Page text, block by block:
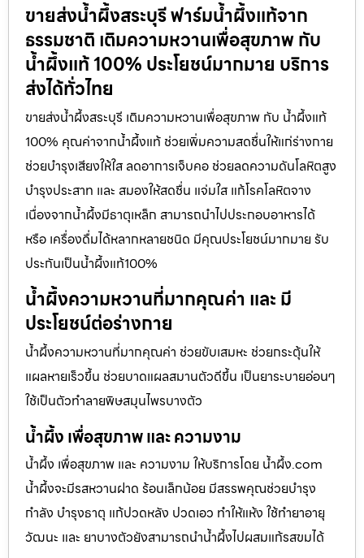
ขายส่งน้ำผึ้งสระบุรี ฟาร์มน้ำผึ้งแท้จาก
ธรรมชาติ เติมความหวานเพื่อสุขภาพ กับ
น้ำผึ้งแท้ 100% ประโยชน์มากมาย บริการ
ส่งได้ทั่วไทย
ขายส่งน้ำผึ้งสระบุรี เติมความหวานเพื่อสุขภาพ กับ น้ำผึ้งแท้
100% คุณค่าจากน้ำผึ้งแท้ ช่วยเพิ่มความสดชื่นให้แก่ร่างกาย
ช่วยบำรุงเสียงให้ใส ลดอาการเจ็บคอ ช่วยลดความดันโลหิตสูง
บำรุงประสาท และ สมองให้สดชื่น แจ่มใส แก้โรคโลหิตจาง
เนื่องจากน้ำผึ้งมีธาตุเหล็ก สามารถนำไปประกอบอาหารได้
หรือ เครื่องดื่มได้หลากหลายชนิด มีคุณประโยชน์มากมาย รับ
ประกันเป็นน้ำผึ้งแท้100%
น้ำผึ้งความหวานที่มากคุณค่า และ มี
ประโยชน์ต่อร่างกาย
น้ำผึ้งความหวานที่มากคุณค่า ช่วยขับเสมหะ ช่วยกระตุ้นให้
แผลหายเร็วขึ้น ช่วยบาดแผลสมานตัวดีขึ้น เป็นยาระบายอ่อนๆ
ใช้เป็นตัวทำลายพิษสมุนไพรบางตัว
น้ำผึ้ง เพื่อสุขภาพ และ ความงาม
น้ำผึ้ง เพื่อสุขภาพ และ ความงาม ให้บริการโดย น้ำผึ้ง.com
น้ำผึ้งจะมีรสหวานฝาด ร้อนเล็กน้อย มีสรรพคุณช่วยบำรุง
กำลัง บำรุงธาตุ แก้ปวดหลัง ปวดเอว ทำให้แห้ง ใช้ทำยาอายุ
วัฒนะ และ ยาบางตัวยังสามารถนำน้ำผึ้งไปผสมแก้รสขมได้